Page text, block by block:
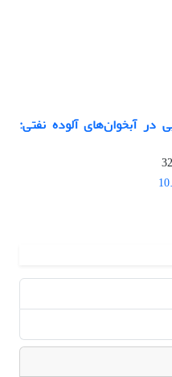
در آبخوان‌های آلوده نفتی: